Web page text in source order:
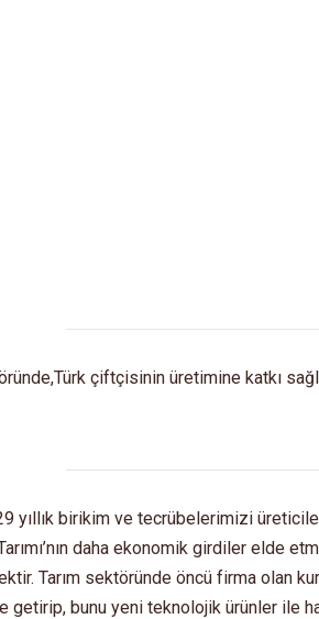
çiftçisinin üretimine katkı
yıllık birikim ve tecrübelerimizi
daha ekonomik girdiler elde
Tarım sektöründe öncü firma olan
getirip, bunu yeni teknolojik ürünler ile